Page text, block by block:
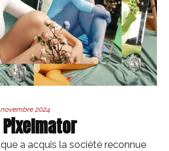
novembre 2024
a acquis la société reconnue